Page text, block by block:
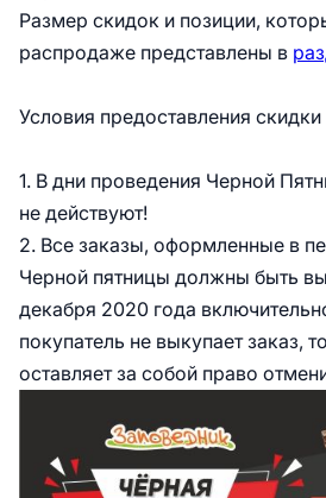
Размер скидок и позиции,
распродаже представлены в
Условия предоставления
1. В дни проведения Черной
не действуют!
2. Все заказы, оформленные в
Черной пятницы должны быть
декабря 2020 года
покупатель не выкупает заказ,
оставляет за собой право